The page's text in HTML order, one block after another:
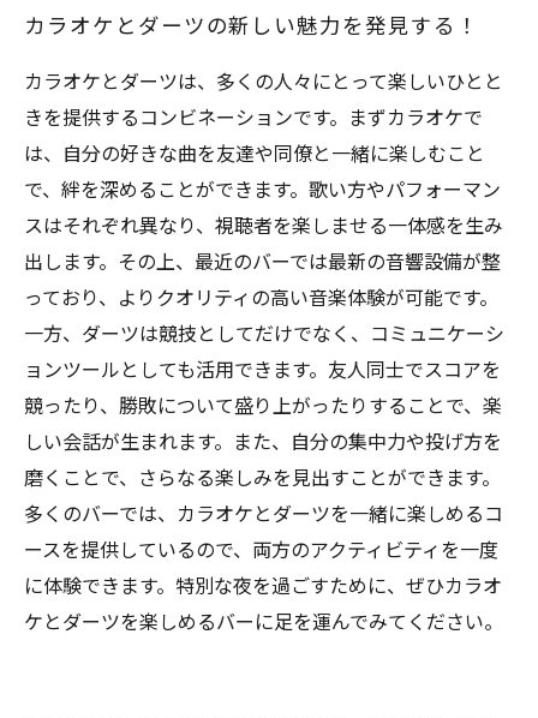
カラオケとダーツの新しい魅力を発見する！
カラオケとダーツは、多くの人々にとって楽しいひとと
きを提供するコンビネーションです。まずカラオケで
は、自分の好きな曲を友達や同僚と一緒に楽しむこと
で、絆を深めることができます。歌い方やパフォーマン
スはそれぞれ異なり、視聴者を楽しませる一体感を生み
出します。その上、最近のバーでは最新の音響設備が整
っており、よりクオリティの高い音楽体験が可能です。
一方、ダーツは競技としてだけでなく、コミュニケーシ
ョンツールとしても活用できます。友人同士でスコアを
競ったり、勝敗について盛り上がったりすることで、楽
しい会話が生まれます。また、自分の集中力や投げ方を
磨くことで、さらなる楽しみを見出すことができます。
多くのバーでは、カラオケとダーツを一緒に楽しめるコ
ースを提供しているので、両方のアクティビティを一度
に体験できます。特別な夜を過ごすために、ぜひカラオ
ケとダーツを楽しめるバーに足を運んでみてください。